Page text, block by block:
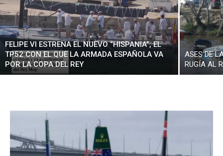
FELIPE VI ESTRENA EL NUEVO “HISPANIA”, EL
TP52 CON EL QUE LA ARMADA ESPAÑOLA VA
POR LA COPA DEL REY
ASES DE
RUGÍA AL